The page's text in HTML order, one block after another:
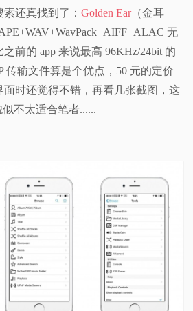
索还真找到了：Golden Ear（金耳
无
前的 app 来说最高 96KHz/24bit 的
传输文件算是个优点，50 元的定价
时还觉得不错，再看几张截图，这
不太适合笔者......